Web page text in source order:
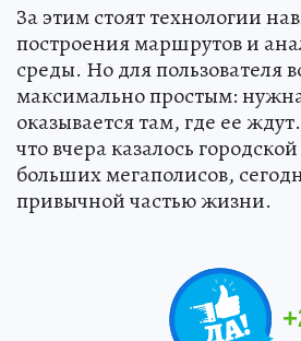
За этим стоят технологии
построения маршрутов и
среды. Но для пользователя
максимально простым:
оказывается там, где ее
что вчера казалось
больших мегаполисов,
привычной частью жизни.
+